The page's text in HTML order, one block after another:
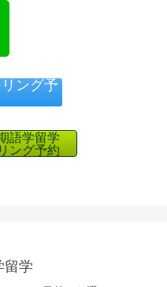
ング予
語学留学
ング予約
留学